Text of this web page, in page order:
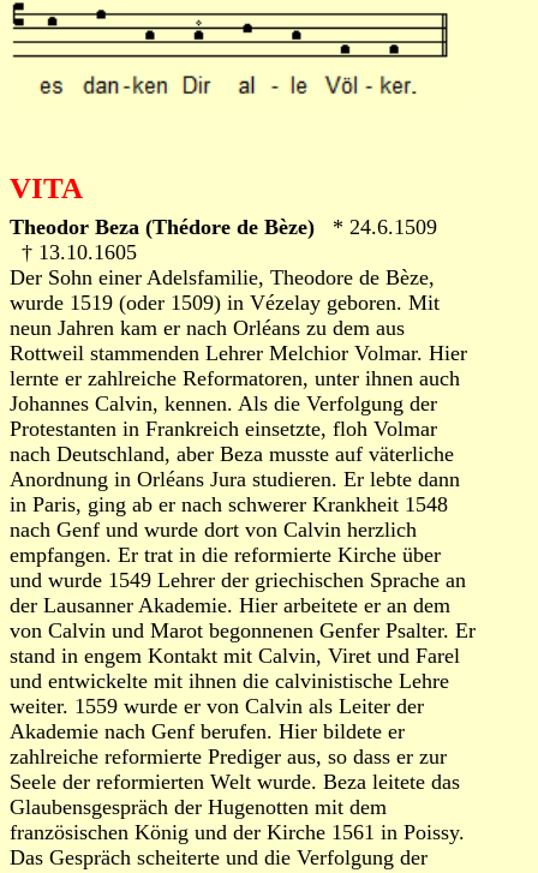
VITA
Theodor Beza (Thédore de Bèze) * 24.6.1509
† 13.10.1605
Der Sohn einer Adelsfamilie, Theodore de Bèze,
wurde 1519 (oder 1509) in Vézelay geboren. Mit
neun Jahren kam er nach Orléans zu dem aus
Rottweil stammenden Lehrer Melchior Volmar. Hier
lernte er zahlreiche Reformatoren, unter ihnen auch
Johannes Calvin, kennen. Als die Verfolgung der
Protestanten in Frankreich einsetzte, floh Volmar
nach Deutschland, aber Beza musste auf väterliche
Anordnung in Orléans Jura studieren. Er lebte dann
in Paris, ging ab er nach schwerer Krankheit 1548
nach Genf und wurde dort von Calvin herzlich
empfangen. Er trat in die reformierte Kirche über
und wurde 1549 Lehrer der griechischen Sprache an
der Lausanner Akademie. Hier arbeitete er an dem
von Calvin und Marot begonnenen Genfer Psalter. Er
stand in engem Kontakt mit Calvin, Viret und Farel
und entwickelte mit ihnen die calvinistische Lehre
weiter. 1559 wurde er von Calvin als Leiter der
Akademie nach Genf berufen. Hier bildete er
zahlreiche reformierte Prediger aus, so dass er zur
Seele der reformierten Welt wurde. Beza leitete das
Glaubensgespräch der Hugenotten mit dem
französischen König und der Kirche 1561 in Poissy.
Das Gespräch scheiterte und die Verfolgung der